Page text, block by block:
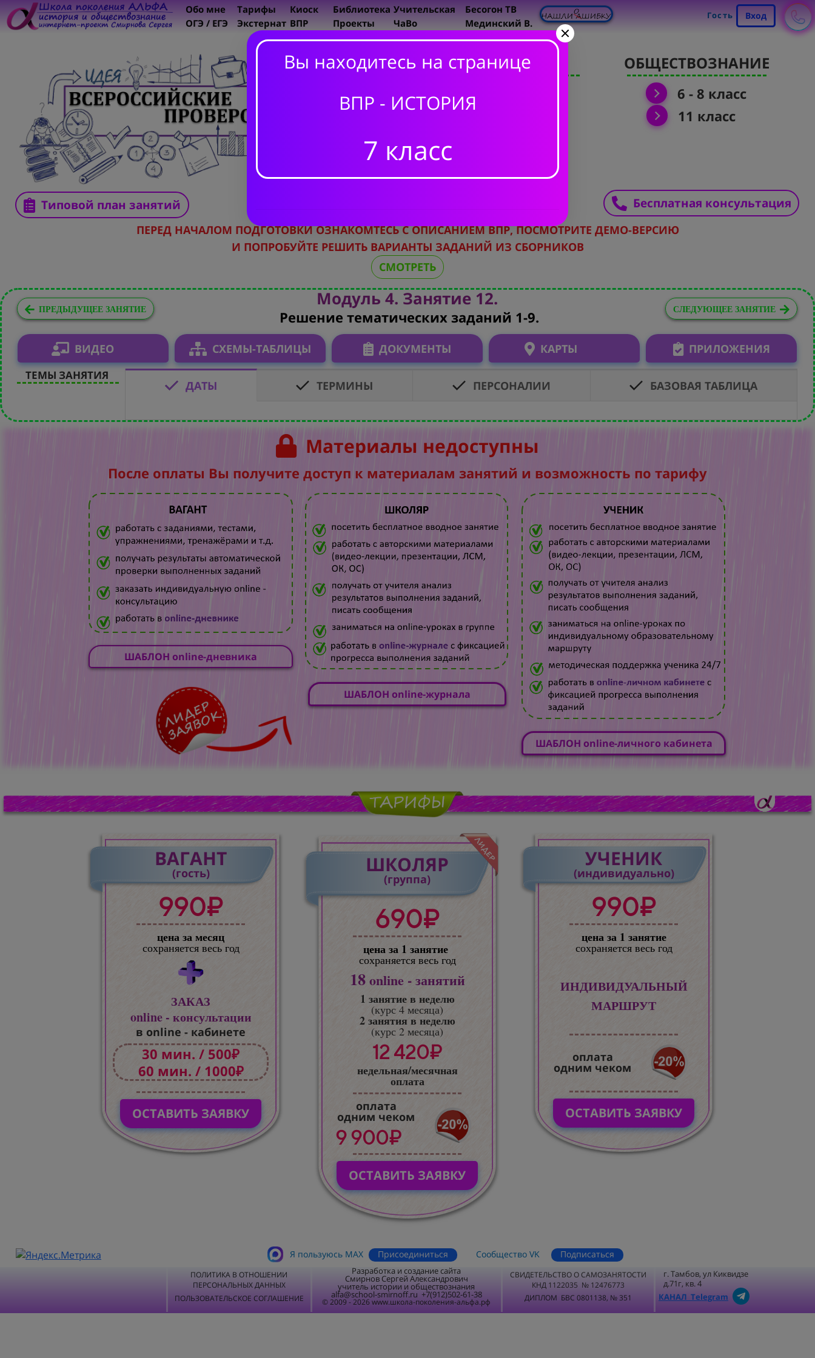
Обо мне
ОГЭ / ЕГЭ
Тарифы
Экстернат
Киоск
ВПР
Библиотека
Проекты
Учительская
ЧаВо
Бесогон ТВ
Мединский В.
Гость Вход
ИСТОРИЯ ОБЩЕСТВОЗНАНИЕ
6 - 8 класс
11 класс
Типовой план занятий Бесплатная консультация
ПЕРЕД НАЧАЛОМ ПОДГОТОВКИОЗНАКОМТЕСЬ С ОПИСАНИЕМ ВПР,ПОСМОТРИТЕ ДЕМО-ВЕРСИЮ
И ПОПРОБУЙТЕ РЕШИТЬ ВАРИАНТЫ ЗАДАНИЙ ИЗ СБОРНИКОВ
СМОТРЕТЬ
ПРЕДЫДУЩЕЕ ЗАНЯТИЕ Модуль 4. Занятие 12.
Решение тематических заданий 1-9. СЛЕДУЮЩЕЕ ЗАНЯТИЕ
ВИДЕО СХЕМЫ-ТАБЛИЦЫ ДОКУМЕНТЫ КАРТЫ ПРИЛОЖЕНИЯ
ТЕМЫ ЗАНЯТИЯ
ДАТЫ ТЕРМИНЫ ПЕРСОНАЛИИ БАЗОВАЯ ТАБЛИЦА
Материалы недоступны
После оплаты Вы получите доступ к материалам занятий и возможность по тарифу
ШАБЛОН online-дневника
ШАБЛОН online-журнала
ШАБЛОН online-личного кабинета
ВАГАНТ
(гость)
990₽
цена за месяц
сохраняется весь год
ЗАКАЗ
online - консультации
в online - кабинете
30 мин. / 500₽
60 мин. / 1000₽
ОСТАВИТЬ ЗАЯВКУ
ШКОЛЯР
(группа)
690₽
цена за 1 занятие
сохраняется весь год
18online - занятий
1 занятие в неделю
(курс 4 месяца)
2 занятия в неделю
(курс 2 месяца)
12 420₽
недельная/месячная
оплата
оплата
одним чеком
9 900₽
ОСТАВИТЬ ЗАЯВКУ
УЧЕНИК
(индивидуально)
990₽
цена за 1 занятие
сохраняется весь год
ИНДИВИДУАЛЬНЫЙ
МАРШРУТ
оплата
одним чеком
ОСТАВИТЬ ЗАЯВКУ
Я пользуюсь MАХ Присоединиться Сообщество VK Подписаться
ПОЛИТИКА В ОТНОШЕНИИ
ПЕРСОНАЛЬНЫХ ДАННЫХ
ПОЛЬЗОВАТЕЛЬСКОЕ СОГЛАШЕНИЕ
Разработка и создание сайта
Смирнов Сергей Александрович
учитель истории и обществознания
alfa@school-smirnoff.ru +7(912)502-61-38
© 2009 - 2026 www.школа-поколения-альфа.рф
СВИДЕТЕЛЬСТВО О САМОЗАНЯТОСТИ
КНД 1122035 № 12476773
ДИПЛОМ БВС 0801138, № 351
г. Тамбов, ул Киквидзе
д.71г, кв. 4
КАНАЛ Telegram
Вы находитесь на странице
ВПР - ИСТОРИЯ
7 класс